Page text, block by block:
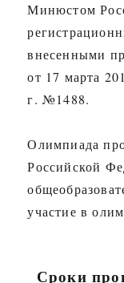
Минюстом
внесенными
от 17 марта
г. №1488.
Олимпиада
Российской
участие в
Сроки